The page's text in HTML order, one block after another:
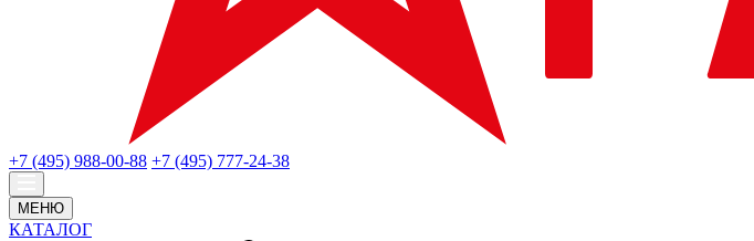
+7 (495) 988-00-88 +7 (495) 777-24-38
МЕНЮ
КАТАЛОГ